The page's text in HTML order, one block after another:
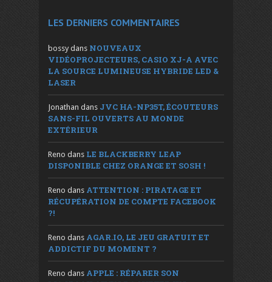
LES DERNIERS COMMENTAIRES
bossy dans NOUVEAUX
VIDÉOPROJECTEURS, CASIO XJ-A AVEC
LA SOURCE LUMINEUSE HYBRIDE LED &
LASER
Jonathan dans JVC HA-NP35T, ÉCOUTEURS
SANS-FIL OUVERTS AU MONDE
EXTÉRIEUR
Reno dans LE BLACKBERRY LEAP
DISPONIBLE CHEZ ORANGE ET SOSH !
Reno dans ATTENTION : PIRATAGE ET
RÉCUPÉRATION DE COMPTE FACEBOOK
?!
Reno dans AGAR.IO, LE JEU GRATUIT ET
ADDICTIF DU MOMENT ?
Reno dans APPLE : RÉPARER SON